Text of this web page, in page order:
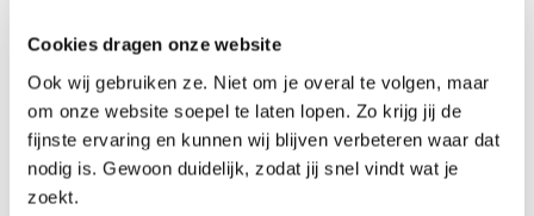
Cookies dragen onze website
Ook wij gebruiken ze. Niet om je overal te volgen, maar
om onze website soepel te laten lopen. Zo krijg jij de
fijnste ervaring en kunnen wij blijven verbeteren waar dat
nodig is. Gewoon duidelijk, zodat jij snel vindt wat je
zoekt.
CLICCA SU CLASSIC
Costola Almond Sand
189,-
CLICCA SU DELUXE
Costola Almond Sand
219,-